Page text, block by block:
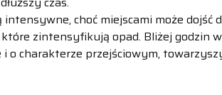
intensywne, choć miejscami może dojść
zintensyfikują opad. Bliżej godzin
i o charakterze przejściowym,